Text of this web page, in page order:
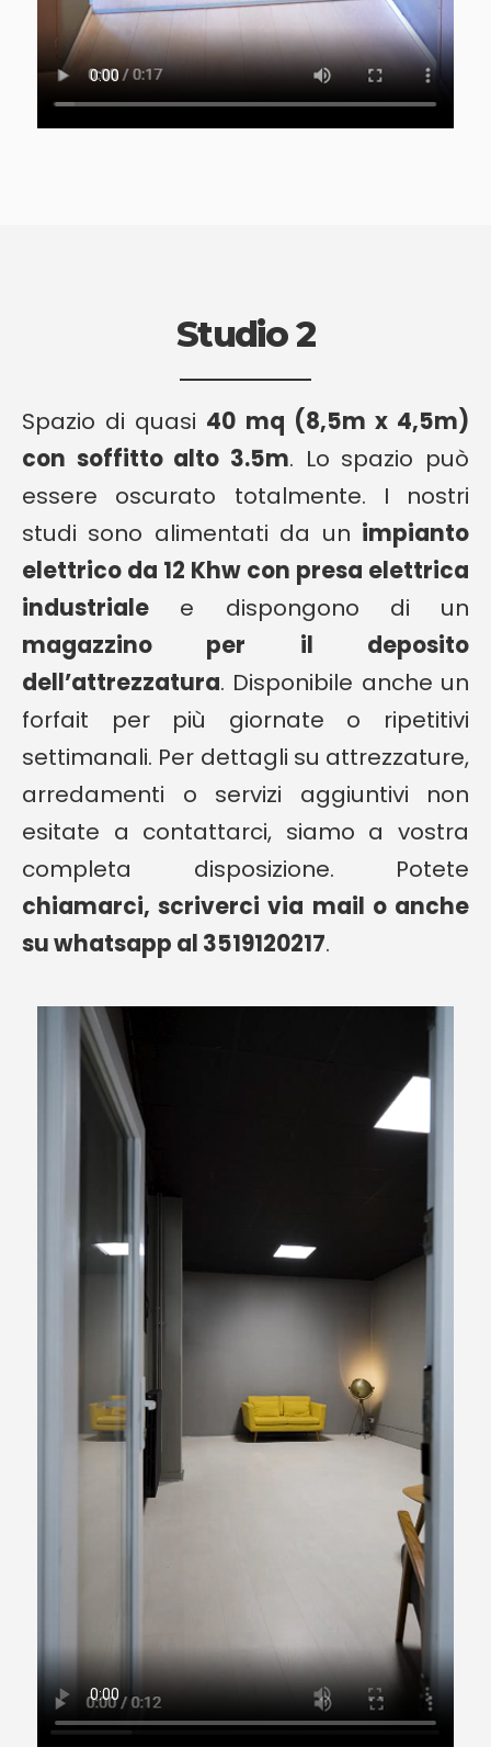
Studio 2
Spazio di quasi 40 mq (8,5m x 4,5m)
con soffitto alto 3.5m. Lo spazio può
essere oscurato totalmente. I nostri
studi sono alimentati da un impianto
elettrico da 12 Khw con presa elettrica
industriale e dispongono di un
magazzino per il deposito
dell’attrezzatura. Disponibile anche un
forfait per più giornate o ripetitivi
settimanali. Per dettagli su attrezzature,
arredamenti o servizi aggiuntivi non
esitate a contattarci, siamo a vostra
completa disposizione. Potete
chiamarci, scriverci via mail o anche
su whatsapp al 3519120217.